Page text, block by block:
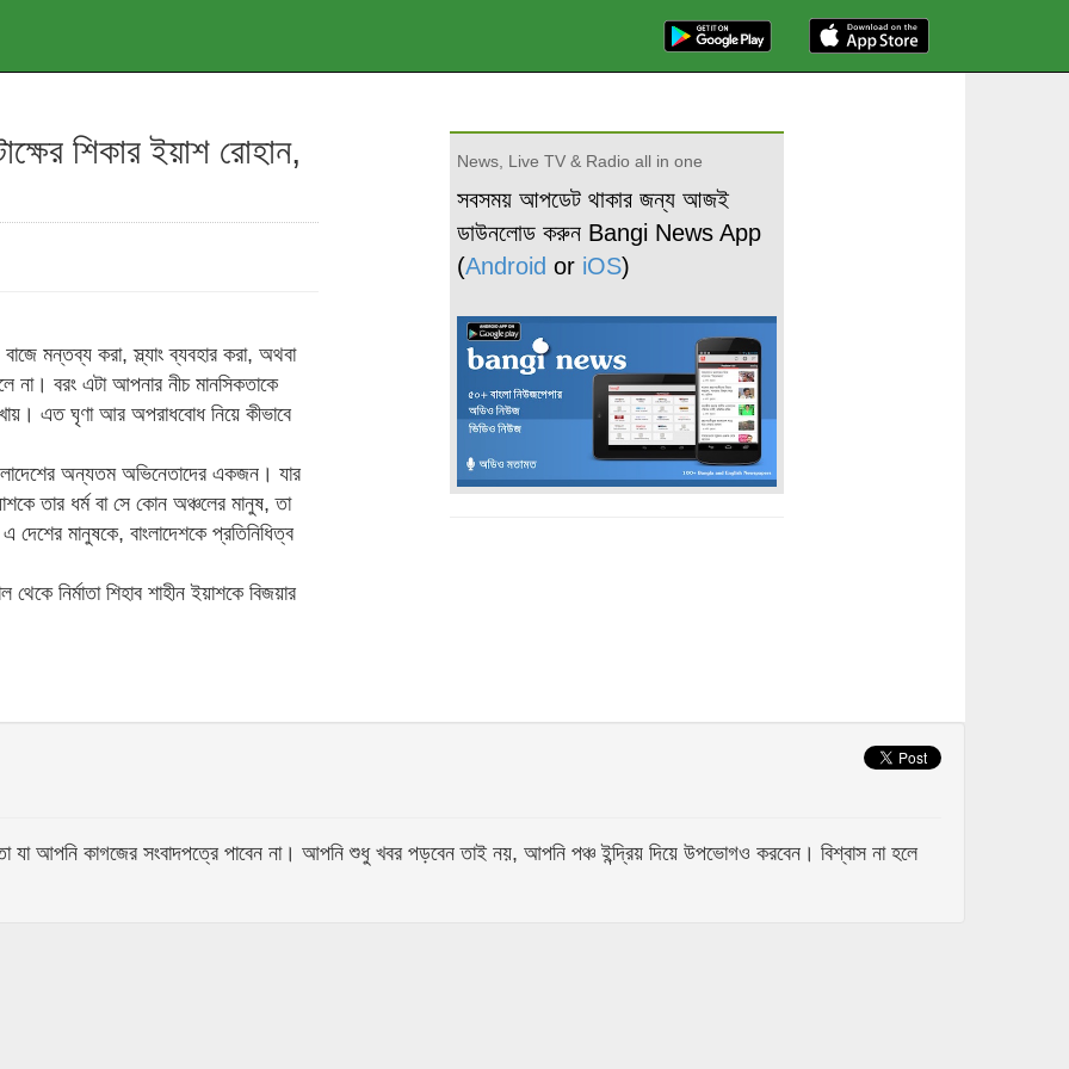
শিকার ইয়াশ রোহান,
মন্তব্য করা, স্ল্যাং ব্যবহার করা, অথবা
না। বরং এটা আপনার নীচ মানসিকতাকে
এত ঘৃণা আর অপরাধবোধ নিয়ে কীভাবে
অন্যতম অভিনেতাদের একজন। যার
তার ধর্ম বা সে কোন অঞ্চলের মানুষ, তা
দেশের মানুষকে, বাংলাদেশকে প্রতিনিধিত্ব
নির্মাতা শিহাব শাহীন ইয়াশকে বিজয়ার
News, Live TV & Radio all in one
সবসময় আপডেট থাকার জন্য আজই
ডাউনলোড করুন Bangi News App
(Android or iOS)
কাগজের সংবাদপত্রে পাবেন না। আপনি শুধু খবর পড়বেন তাই নয়, আপনি পঞ্চ ইন্দ্রিয় দিয়ে উপভোগও করবেন। বিশ্বাস না হলে